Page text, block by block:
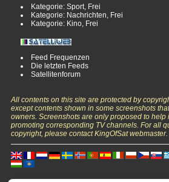
Kategorie: Sport, Frei
Kategorie: Nachrichten, Frei
Kategorie: Kino, Frei
Feed Frequenzen
Die letzten Feeds
Satellitenforum
All contents on this site are protected by
except contents shown in some screenshots
owners. Screenshots are only proposed to
promoting corresponding TV channels. For all
copyright, please contact KingOfSat webmaster.